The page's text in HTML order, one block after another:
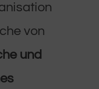
von
und